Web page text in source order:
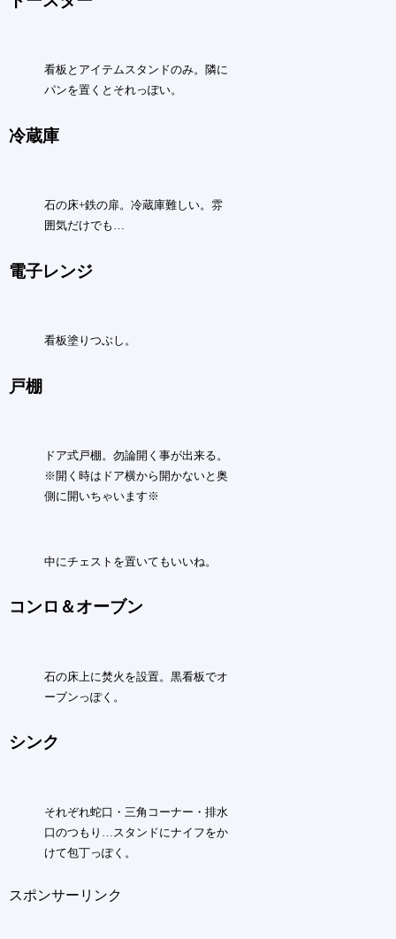
看板とアイテムスタンドのみ。隣に
パンを置くとそれっぽい。
冷蔵庫
石の床+鉄の扉。冷蔵庫難しい。雰
囲気だけでも…
電子レンジ
看板塗りつぶし。
戸棚
ドア式戸棚。勿論開く事が出来る。
※開く時はドア横から開かないと奥
側に開いちゃいます※
中にチェストを置いてもいいね。
コンロ＆オーブン
石の床上に焚火を設置。黒看板でオ
ーブンっぽく。
シンク
それぞれ蛇口・三角コーナー・排水
口のつもり…スタンドにナイフをか
けて包丁っぽく。
スポンサーリンク